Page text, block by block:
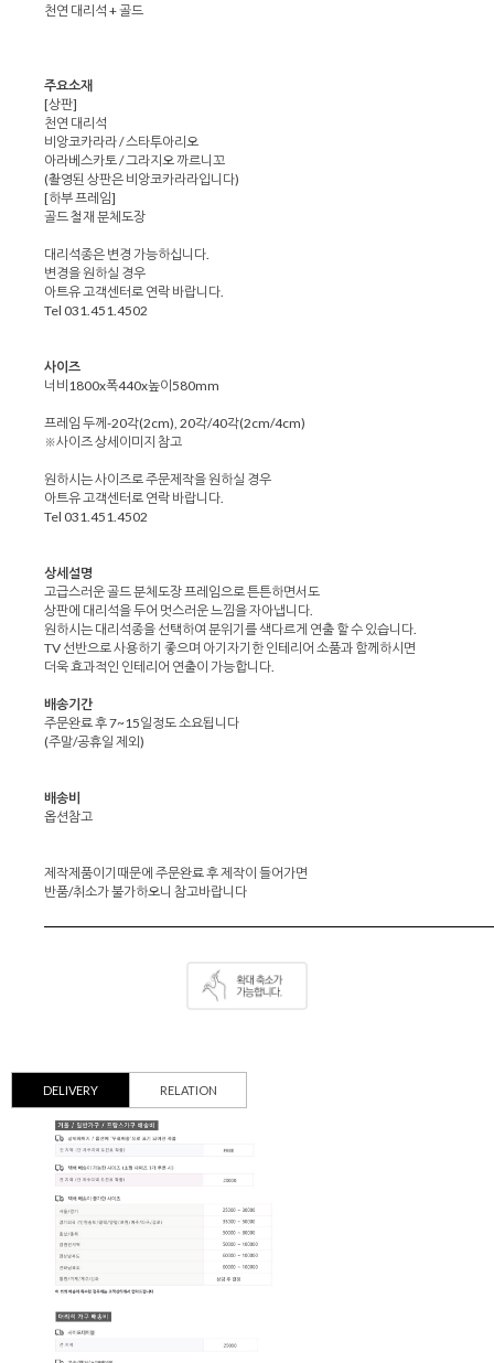
천연 대리석 + 골드
주요소재
[상판]
천연 대리석
비앙코카라라 / 스타투아리오
아라베스카토 / 그라지오 까르니꼬
(촬영된 상판은 비앙코카라라입니다)
[하부 프레임]
골드 철재 분체도장
대리석종은 변경 가능하십니다.
변경을 원하실 경우
아트유 고객센터로 연락 바랍니다.
Tel 031.451.4502
사이즈
너비1800x폭440x높이580mm
프레임 두께-20각(2cm), 20각/40각(2cm/4cm)
※사이즈 상세이미지 참고
원하시는 사이즈로 주문제작을 원하실 경우
아트유 고객센터로 연락 바랍니다.
Tel 031.451.4502
상세설명
고급스러운 골드 분체도장 프레임으로 튼튼하면서도
상판에 대리석을 두어 멋스러운 느낌을 자아냅니다.
원하시는 대리석종을 선택하여 분위기를 색다르게 연출 할 수 있습니다.
TV 선반으로 사용하기 좋으며 아기자기한 인테리어 소품과 함께하시면
더욱 효과적인 인테리어 연출이 가능합니다.
배송기간
주문완료 후 7~15일정도 소요됩니다
(주말/공휴일 제외)
배송비
옵션참고
제작제품이기때문에 주문완료 후 제작이 들어가면
반품/취소가 불가하오니 참고바랍니다
DELIVERY RELATION